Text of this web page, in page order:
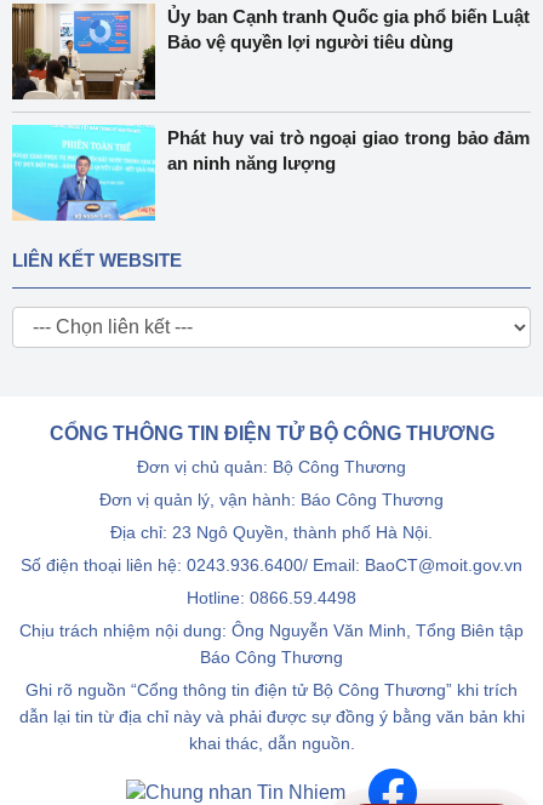
Ủy ban Cạnh tranh Quốc gia phổ biến Luật
Bảo vệ quyền lợi người tiêu dùng
Phát huy vai trò ngoại giao trong bảo đảm
an ninh năng lượng
LIÊN KẾT WEBSITE
CỔNG THÔNG TIN ĐIỆN TỬ BỘ CÔNG THƯƠNG
Đơn vị chủ quản: Bộ Công Thương
Đơn vị quản lý, vận hành: Báo Công Thương
Địa chỉ: 23 Ngô Quyền, thành phố Hà Nội.
Số điện thoại liên hệ: 0243.936.6400/ Email: BaoCT@moit.gov.vn
Hotline: 0866.59.4498
Chịu trách nhiệm nội dung: Ông Nguyễn Văn Minh, Tổng Biên tập
Báo Công Thương
Ghi rõ nguồn “Cổng thông tin điện tử Bộ Công Thương” khi trích
dẫn lại tin từ địa chỉ này và phải được sự đồng ý bằng văn bản khi
khai thác, dẫn nguồn.